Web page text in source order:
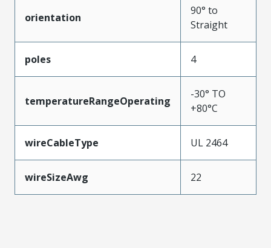
orientation
90° to
Straight
poles 4
temperatureRangeOperating
-30° TO
+80°C
wireCableType UL 2464
wireSizeAwg 22